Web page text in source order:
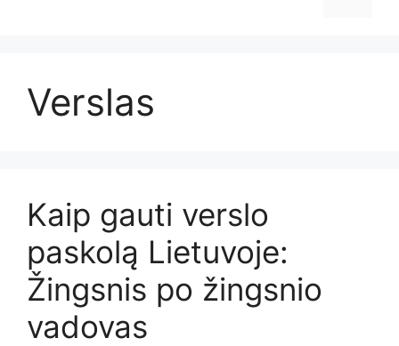
Verslas
Kaip gauti verslo
paskolą Lietuvoje:
Žingsnis po žingsnio
vadovas